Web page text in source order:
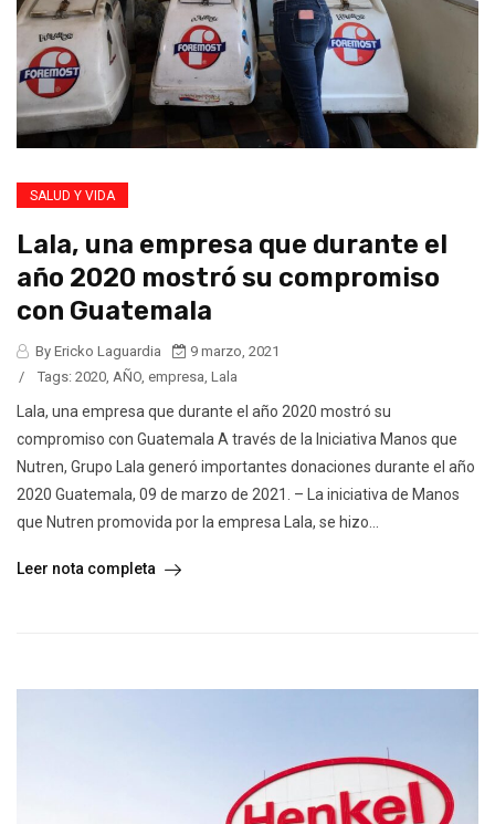
SALUD Y VIDA
Lala, una empresa que durante el
año 2020 mostró su compromiso
con Guatemala
By Ericko Laguardia
9 marzo, 2021
/
Tags: 2020 AÑO empresa Lala
Lala, una empresa que durante el año 2020 mostró su
compromiso con Guatemala A través de la Iniciativa Manos que
Nutren, Grupo Lala generó importantes donaciones durante el año
2020 Guatemala, 09 de marzo de 2021. – La iniciativa de Manos
que Nutren promovida por la empresa Lala, se hizo...
Leer nota completa